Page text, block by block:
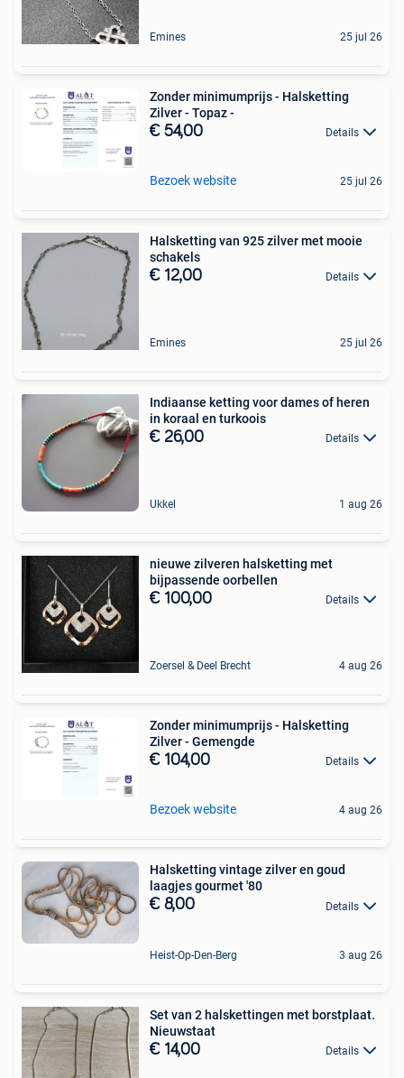
Emines 25 jul 26
Zonder minimumprijs - Halsketting
Zilver - Topaz -
€ 54,00 Details
Bezoek website 25 jul 26
Halsketting van 925 zilver met mooie
schakels
€ 12,00 Details
Emines 25 jul 26
Indiaanse ketting voor dames of heren
in koraal en turkoois
€ 26,00 Details
Ukkel 1 aug 26
nieuwe zilveren halsketting met
bijpassende oorbellen
€ 100,00 Details
Zoersel & Deel Brecht 4 aug 26
Zonder minimumprijs - Halsketting
Zilver - Gemengde
€ 104,00 Details
Bezoek website 4 aug 26
Halsketting vintage zilver en goud
laagjes gourmet '80
€ 8,00 Details
Heist-Op-Den-Berg 3 aug 26
Set van 2 halskettingen met borstplaat.
Nieuwstaat
€ 14,00 Details